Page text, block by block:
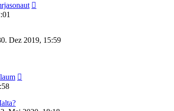
Dez 2019, 15:59